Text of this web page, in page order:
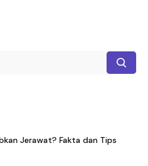
Jerawat? Fakta dan Tips